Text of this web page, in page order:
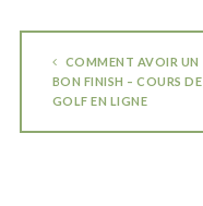
COMMENT AVOIR UN
BON FINISH – COURS DE
GOLF EN LIGNE